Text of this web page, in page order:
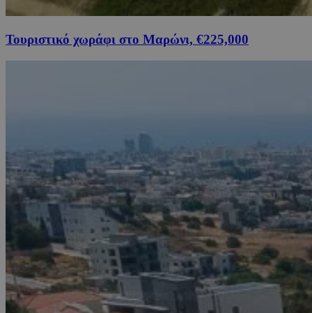
Τουριστικό χωράφι στο Μαρώνι, €225,000